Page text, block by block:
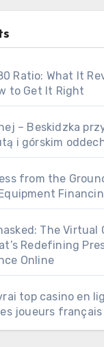
Ratio: What It
to Get It Right
– Beskidzka
i górskim
from the
The Virtual
Redefining
Online
top casino en
joueurs français